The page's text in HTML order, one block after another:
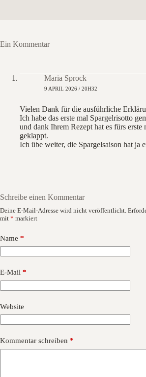
Ein Kommentar
Maria Sprock
9 APRIL 2026 / 20H32
Vielen Dank für die ausführliche
Ich habe das erste mal Spargelrisotto
und dank Ihrem Rezept hat es fürs erste
geklappt.
Ich übe weiter, die Spargelsaison hat ja
Schreibe einen Kommentar
Deine E-Mail-Adresse wird nicht veröffentlicht.
mit * markiert
Name *
E-Mail *
Website
Kommentar schreiben *